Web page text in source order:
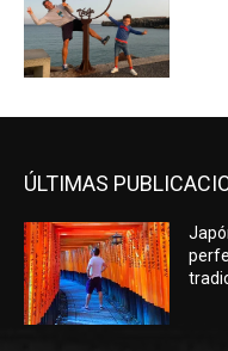
ÚLTIMAS